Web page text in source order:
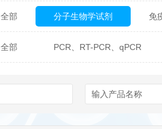
Glycon Biochem Sterlitech
Echelon Biosciences Verichem
全部 分子生物学试剂 免
化学及生物化学试剂 材料学试剂
全部 PCR、RT-PCR、qPCR